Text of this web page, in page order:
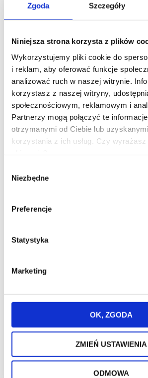
Zgoda Szczegóły
Niniejsza strona korzysta z plików
Wykorzystujemy pliki cookie do
i reklam, aby oferować funkcje
analizować ruch w naszej witrynie.
korzystasz z naszej witryny,
społecznościowym, reklamowym i
Partnerzy mogą połączyć te
otrzymanymi od Ciebie lub
korzystania z ich usług. Czy
zgody
Niezbędne
Preferencje
Statystyka
Marketing
OK, ZGODA
ZMIEŃ USTAWIENIA
ODMOWA
Promocja
Bestseller
Lina do przeciągania jutowa
Promocja
Nowość